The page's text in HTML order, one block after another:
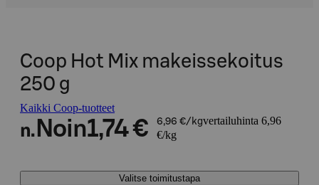
Coop Hot Mix makeissekoitus
250 g
Kaikki Coop-tuotteet
n. Noin1,74 € 6,96 €/kgvertailuhinta 6,96
€/kg
Valitse toimitustapa